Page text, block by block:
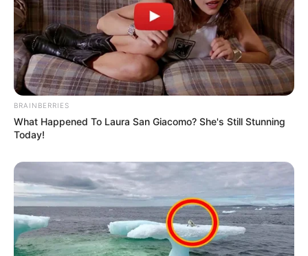
BRAINBERRIES
What Happened To Laura San Giacomo? She's Still Stunning
Today!